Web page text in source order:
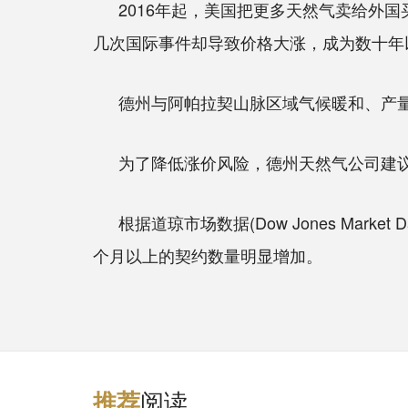
2016年起，美国把更多天然气卖给外
几次国际事件却导致价格大涨，成为数十
德州与阿帕拉契山脉区域气候暖和、产
为了降低涨价风险，德州天然气公司
根据道琼市场数据(Dow Jones Market
个月以上的契约数量明显增加。
推荐阅读